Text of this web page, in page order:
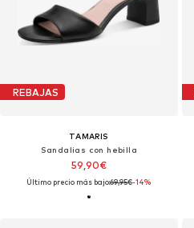
REBAJAS
TAMARIS
Sandalias con hebilla
59,90€
Último precio más bajo:69,95€-14%